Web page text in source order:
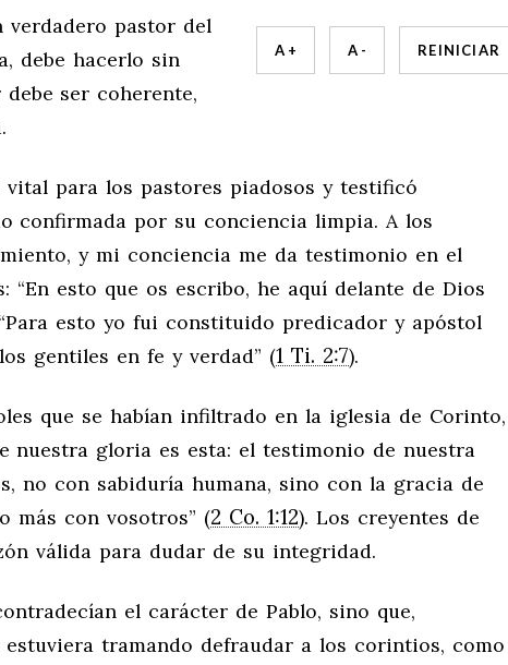
A + A - REINICIAR
verdadero pastor del
debe hacerlo sin
ser coherente,
para los pastores piadosos y testificó
confirmada por su conciencia limpia. A los
y mi conciencia me da testimonio en el
“En esto que os escribo, he aquí delante de Dios
esto yo fui constituido predicador y apóstol
gentiles en fe y verdad” (1 Ti. 2:7).
que se habían infiltrado en la iglesia de Corinto,
nuestra gloria es esta: el testimonio de nuestra
no con sabiduría humana, sino con la gracia de
más con vosotros” (2 Co. 1:12). Los creyentes de
válida para dudar de su integridad.
el carácter de Pablo, sino que,
tramando defraudar a los corintios, como